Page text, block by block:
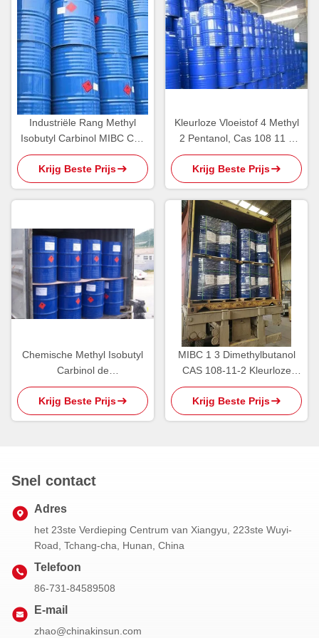
Industriële Rang Methyl
Isobutyl Carbinol MIBC Cas
108 11 2 Milde Alcoholgeur
Krijg Beste Prijs
Kleurloze Vloeistof 4 Methyl
2 Pentanol, Cas 108 11 2
Chemische Producten
Krijg Beste Prijs
Chemische Methyl Isobutyl
Carbinol de
Oprichtingsreagentia CAS
108-11-2 van 800kg MIBC
Krijg Beste Prijs
MIBC 1 3 Dimethylbutanol
CAS 108-11-2 Kleurloze
Vloeistof
Krijg Beste Prijs
Snel contact
Adres
het 23ste Verdieping Centrum van Xiangyu, 223ste Wuyi-
Road, Tchang-cha, Hunan, China
Telefoon
86-731-84589508
E-mail
zhao@chinakinsun.com